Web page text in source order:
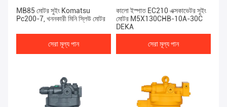
MB85 মোটর সুইং Komatsu
Pc200-7, খননকারী মিনি স্লিউ মোটর
সেরা মূল্য পান
কালো ইস্পাত EC210 এক্সকাভেটর সুইং
মোটর M5X130CHB-10A-30C
DEKA
সেরা মূল্য পান